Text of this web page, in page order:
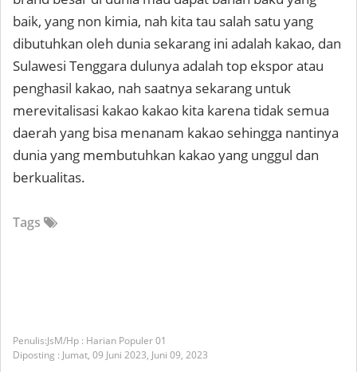
baik, yang non kimia, nah kita tau salah satu yang
dibutuhkan oleh dunia sekarang ini adalah kakao, dan
Sulawesi Tenggara dulunya adalah top ekspor atau
penghasil kakao, nah saatnya sekarang untuk
merevitalisasi kakao kakao kita karena tidak semua
daerah yang bisa menanam kakao sehingga nantinya
dunia yang membutuhkan kakao yang unggul dan
berkualitas.
Tags
JsM/Hp : Harian Populer 01
Diposting : Jumat, 09 Juni 2023, Juni 09, 2023